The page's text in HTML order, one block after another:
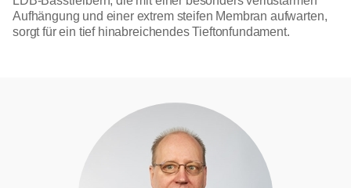
Aufhängung und einer extrem steifen Membran aufwarten,
sorgt für ein tief hinabreichendes Tieftonfundament.